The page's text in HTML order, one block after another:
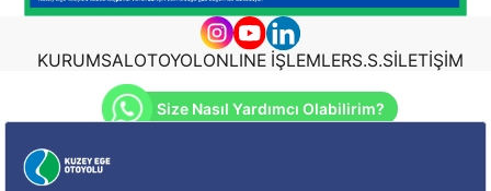
KURUMSALOTOYOLONLINE İŞLEMLERS.S.SİLETİŞİM
Size Nasıl Yardımcı Olabilirim?